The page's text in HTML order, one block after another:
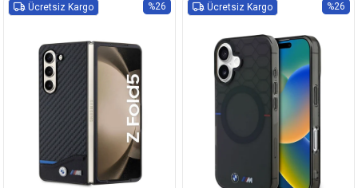
%26
Ücretsiz Kargo %26
Ücretsiz Kargo